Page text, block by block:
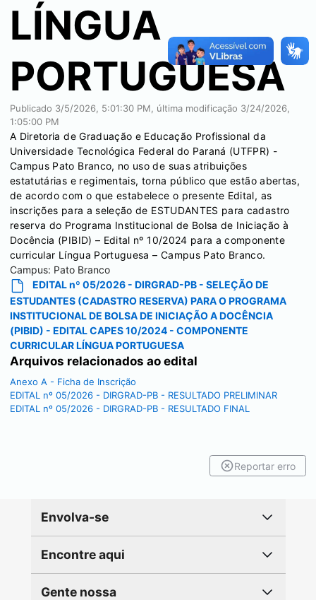
LÍNGUA
PORTUGUESA
Publicado 3/5/2026, 5:01:30 PM , última modificação 3/24/2026,
1:05:00 PM
A Diretoria de Graduação e Educação Profissional da
Universidade Tecnológica Federal do Paraná (UTFPR) -
Campus Pato Branco, no uso de suas atribuições
estatutárias e regimentais, torna público que estão abertas,
de acordo com o que estabelece o presente Edital, as
inscrições para a seleção de ESTUDANTES para cadastro
reserva do Programa Institucional de Bolsa de Iniciação à
Docência (PIBID) – Edital nº 10/2024 para a componente
curricular Língua Portuguesa – Campus Pato Branco.
Campus: Pato Branco
EDITAL nº 05/2026 - DIRGRAD-PB - SELEÇÃO DE
ESTUDANTES (CADASTRO RESERVA) PARA O PROGRAMA
INSTITUCIONAL DE BOLSA DE INICIAÇÃO A DOCÊNCIA
(PIBID) - EDITAL CAPES 10/2024 - COMPONENTE
CURRICULAR LÍNGUA PORTUGUESA
Arquivos relacionados ao edital
Anexo A - Ficha de Inscrição
EDITAL nº 05/2026 - DIRGRAD-PB - RESULTADO PRELIMINAR
EDITAL nº 05/2026 - DIRGRAD-PB - RESULTADO FINAL
Reportar erro
Envolva-se
Encontre aqui
Gente nossa